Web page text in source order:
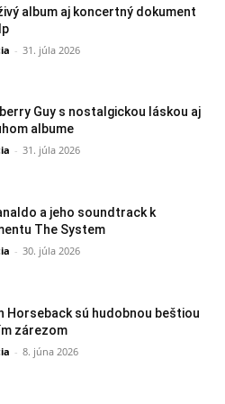
album aj koncertný dokument
- 31. júla 2026
Guy s nostalgickou láskou aj
albume
- 31. júla 2026
a jeho soundtrack k
The System
- 30. júla 2026
Horseback sú hudobnou beštiou
zárezom
- 8. júna 2026